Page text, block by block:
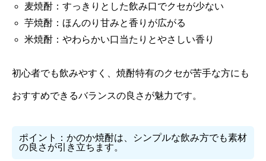
麦焼酎：すっきりとした飲み口でクセが少ない
芋焼酎：ほんのり甘みと香りが広がる
米焼酎：やわらかい口当たりとやさしい香り
初心者でも飲みやすく、焼酎特有のクセが苦手な方にも
おすすめできるバランスの良さが魅力です。
ポイント：かのか焼酎は、シンプルな飲み方でも素材
の良さが引き立ちます。